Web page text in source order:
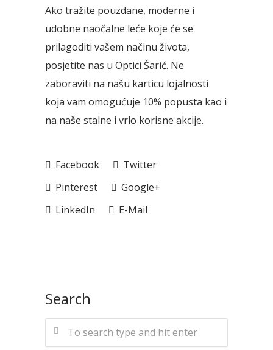
Ako tražite pouzdane, moderne i
udobne naočalne leće koje će se
prilagoditi vašem načinu života,
posjetite nas u Optici Šarić. Ne
zaboraviti na našu karticu lojalnosti
koja vam omogućuje 10% popusta kao i
na naše stalne i vrlo korisne akcije.
Facebook
Twitter
Pinterest
Google+
LinkedIn
E-Mail
Search